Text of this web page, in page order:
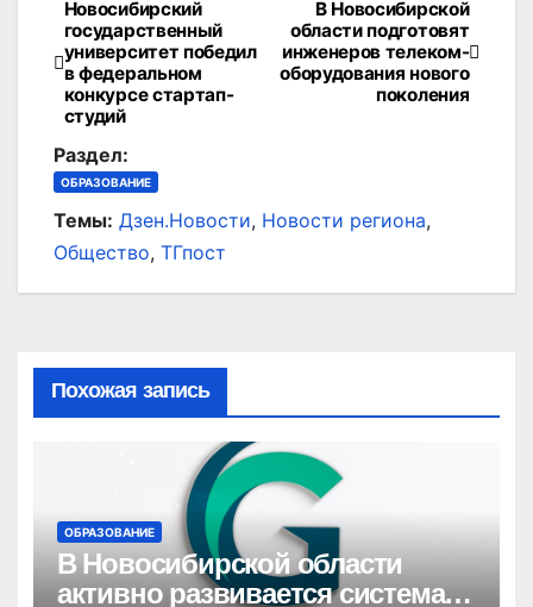
Навигация
по
записям
В Новосибирской
области подготовят
инженеров телеком-
оборудования нового
поколения
Новосибирский
государственный
университет победил
в федеральном
конкурсе стартап-
студий
Раздел:
ОБРАЗОВАНИЕ
Темы: Дзен.Новости, Новости региона,
Общество, ТГпост
Похожая запись
ОБРАЗОВАНИЕ
В Новосибирской области
активно развивается система